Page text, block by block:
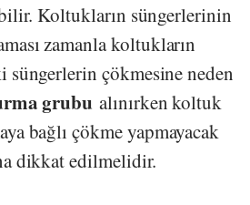
Koltukların süngerlerinin
zamanla koltukların
süngerlerin çökmesine neden
grubu alınırken koltuk
bağlı çökme yapmayacak
dikkat edilmelidir.